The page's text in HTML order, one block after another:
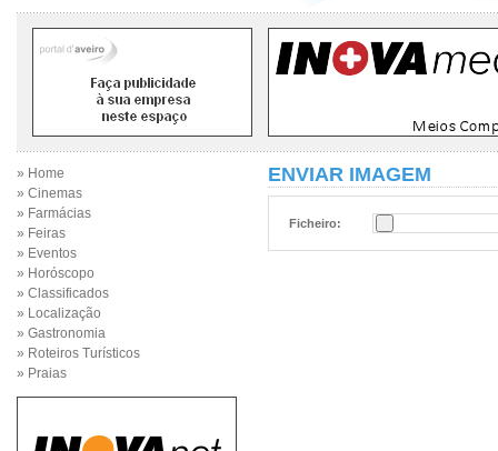
» Home
» Cinemas
» Farmácias
» Feiras
» Eventos
» Horóscopo
» Classificados
» Localização
» Gastronomia
» Roteiros Turísticos
» Praias
ENVIAR IMAGEM
Ficheiro: